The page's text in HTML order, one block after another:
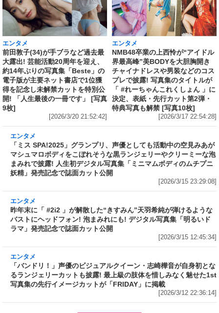
エンタメ
前田敦子(34)が手ブラなど過去最
大露出! 芸能活動20周年を迎え、
約14年ぶりの写真集「Beste」の
電子版が主要ネット書店で1位獲
得を記念し未解禁カットを特別公
開! 「人生最後の一冊です」 [写真
9枚]
[2026/3/20 21:52:42]
エンタメ
NMB48卒業の上西怜が“アイドル
界最高峰”美BODYを大胆胸開き
チャイナドレスや男装などのコス
プレで披露! 写真集のタイトルが
「 #れーちゃんこれくしょん 」に
決定、表紙・先行カット第2弾・
特典写真も解禁 [写真10枚]
[2026/3/17 22:54:28]
「ミス SPA!2025」グランプリ、声優としても
活動中の空見みあがマシュマロボディをこぼれ
そうな黒ランジェリーやクリーミーな泡まみれ
で披露! 人生初デジタル写真集「ミニマムボディ
のムチプニ妖精」発売記念で誌面カット公開
[2026/3/15 23:29:08]
エンタメ
昨年末に「 #2i2 」が解散した“きすみん”天羽希
純が弾けるようなバストにヘッドフォン! 泡まみ
れにも! デジタル写真集「明るいドラマ」発売記
念で誌面カット公開
エンタメ
「バンドリ！」声優のビジュアルクイーン・志
崎樺音が自身初となるランジェリーカットも披
露! 最上級の肢体を惜しみなく魅せた1st写真集